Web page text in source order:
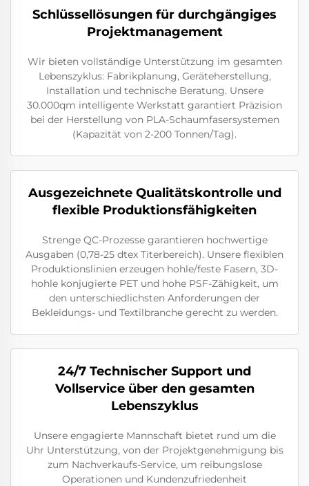
Schlüssellösungen für durchgängiges
Projektmanagement
Wir bieten vollständige Unterstützung im gesamten
Lebenszyklus: Fabrikplanung, Geräteherstellung,
Installation und technische Beratung. Unsere
30.000qm intelligente Werkstatt garantiert Präzision
bei der Herstellung von PLA-Schaumfasersystemen
(Kapazität von 2-200 Tonnen/Tag).
Ausgezeichnete Qualitätskontrolle und
flexible Produktionsfähigkeiten
Strenge QC-Prozesse garantieren hochwertige
Ausgaben (0,78-25 dtex Titerbereich). Unsere flexiblen
Produktionslinien erzeugen hohle/feste Fasern, 3D-
hohle konjugierte PET und hohe PSF-Zähigkeit, um
den unterschiedlichsten Anforderungen der
Bekleidungs- und Textilbranche gerecht zu werden.
24/7 Technischer Support und
Vollservice über den gesamten
Lebenszyklus
Unsere engagierte Mannschaft bietet rund um die
Uhr Unterstützung, von der Projektgenehmigung bis
zum Nachverkaufs-Service, um reibungslose
Operationen und Kundenzufriedenheit